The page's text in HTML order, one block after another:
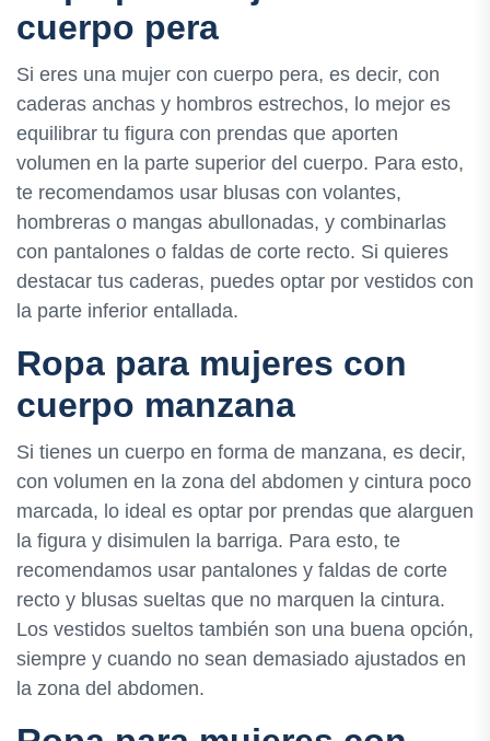
cuerpo pera
Si eres una mujer con cuerpo pera, es decir, con
caderas anchas y hombros estrechos, lo mejor es
equilibrar tu figura con prendas que aporten
volumen en la parte superior del cuerpo. Para esto,
te recomendamos usar blusas con volantes,
hombreras o mangas abullonadas, y combinarlas
con pantalones o faldas de corte recto. Si quieres
destacar tus caderas, puedes optar por vestidos con
la parte inferior entallada.
Ropa para mujeres con
cuerpo manzana
Si tienes un cuerpo en forma de manzana, es decir,
con volumen en la zona del abdomen y cintura poco
marcada, lo ideal es optar por prendas que alarguen
la figura y disimulen la barriga. Para esto, te
recomendamos usar pantalones y faldas de corte
recto y blusas sueltas que no marquen la cintura.
Los vestidos sueltos también son una buena opción,
siempre y cuando no sean demasiado ajustados en
la zona del abdomen.